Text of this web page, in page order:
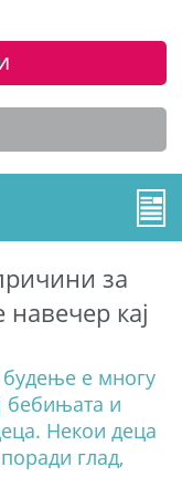
за
кај
е многу
бебињата и
Некои деца
глад,